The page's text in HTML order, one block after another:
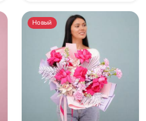
Новый